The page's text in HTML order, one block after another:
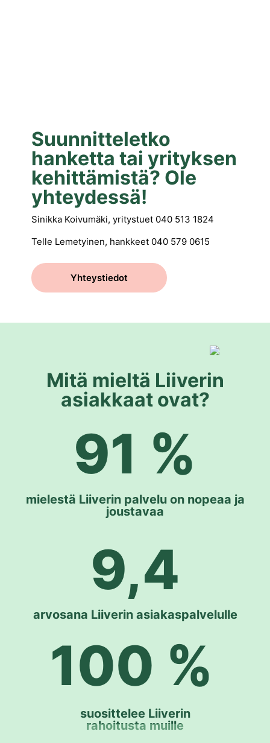
Suunnitteletko
hanketta tai yrityksen
kehittämistä? Ole
yhteydessä!
Sinikka Koivumäki, yritystuet 040 513 1824
Telle Lemetyinen, hankkeet 040 579 0615
Yhteystiedot
Mitä mieltä Liiverin
asiakkaat ovat?
91 %
mielestä Liiverin palvelu on nopeaa ja
joustavaa
9,4
arvosana Liiverin asiakaspalvelulle
100 %
suosittelee Liiverin
rahoitusta muille